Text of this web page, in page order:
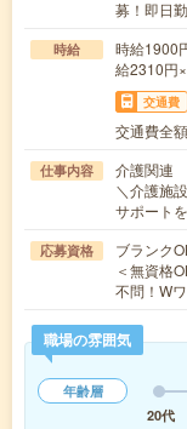
募！即日
時給
時給1900
給2310円
交通費
交通費全
仕事内容
介護関連
＼介護施
サポート
応募資格
ブランク
＜無資格
不問！W
職場の雰囲気
年齢層
20代